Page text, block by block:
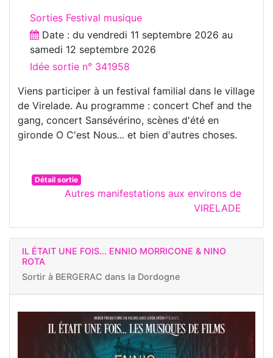
Sorties Festival musique
Date : du vendredi 11 septembre 2026 au
samedi 12 septembre 2026
Idée sortie n° 341958
Viens participer à un festival familial dans le village
de Virelade. Au programme : concert Chef and the
gang, concert Sansévérino, scènes d'été en
gironde O C'est Nous... et bien d'autres choses.
Détail sortie
Autres manifestations aux environs de
VIRELADE
IL ÉTAIT UNE FOIS... ENNIO MORRICONE & NINO
ROTA
Sortir à BERGERAC dans la Dordogne